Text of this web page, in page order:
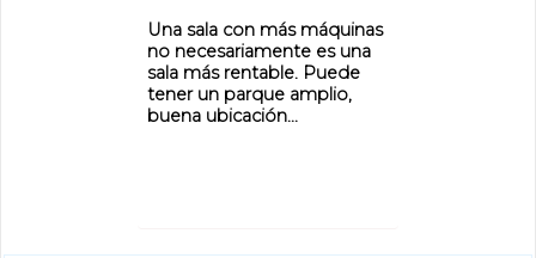
Una sala con más máquinas
no necesariamente es una
sala más rentable. Puede
tener un parque amplio,
buena ubicación...